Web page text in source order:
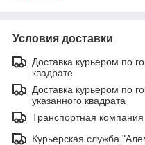
Условия доставки
Доставка курьером по
квадрате
Доставка курьером по
указанного квадрата
Транспортная компания
Курьерская служба